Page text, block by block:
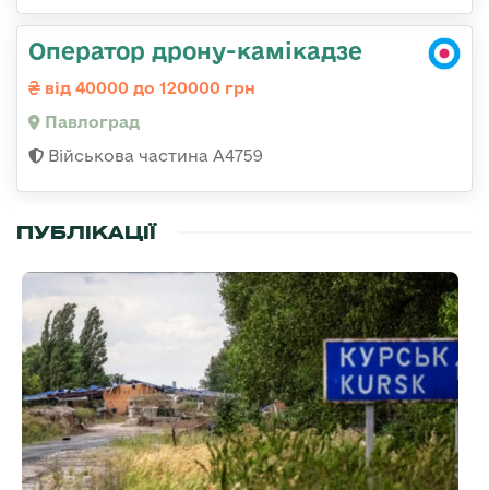
Оператор дрону-камікадзе
від 40000 до 120000 грн
Павлоград
Військова частина А4759
ПУБЛІКАЦІЇ